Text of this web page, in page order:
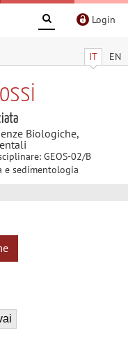
Login
IT EN
Biologiche,
GEOS-02/B
e sedimentologia